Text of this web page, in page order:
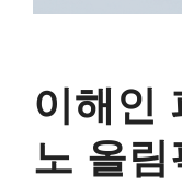
이해인
노 올